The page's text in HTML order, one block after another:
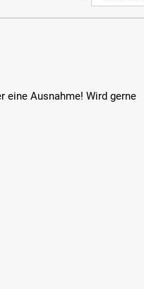
eine Ausnahme! Wird gerne